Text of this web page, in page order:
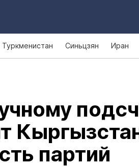
Туркменистан Синьцзян Иран
партий